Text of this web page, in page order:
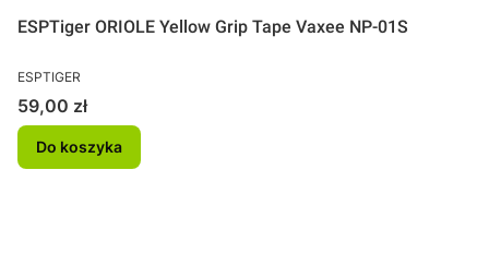
ESPTiger ORIOLE Yellow Grip Tape Vaxee NP-01S
PRODUCENT
ESPTIGER
Cena
59,00 zł
Do koszyka